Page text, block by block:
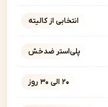
انتخابی از کالیته
پلی‌استر ضدخش